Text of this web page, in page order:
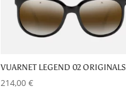
VUARNET LEGEND 02 ORIGINALS
214,00€